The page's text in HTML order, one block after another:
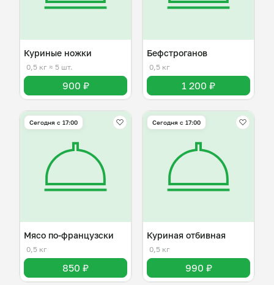
Куриные ножки
0,5 кг ≈ 5 шт.
900 ₽
Бефстроганов
0,5 кг
1 200 ₽
Сегодня с 17:00
Мясо по-французски
0,5 кг
850 ₽
Сегодня с 17:00
Куриная отбивная
0,5 кг
990 ₽